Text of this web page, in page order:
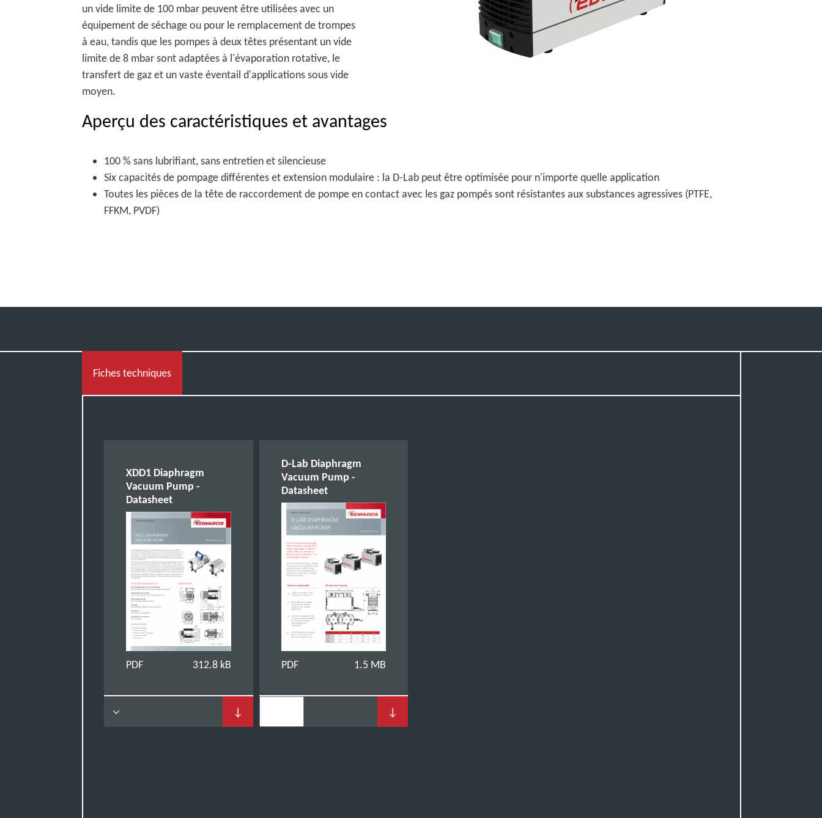
un vide limite de 100 mbar peuvent être utilisées avec un
équipement de séchage ou pour le remplacement de trompes
à eau, tandis que les pompes à deux têtes présentant un vide
limite de 8 mbar sont adaptées à l'évaporation rotative, le
transfert de gaz et un vaste éventail d'applications sous vide
moyen.
Aperçu des caractéristiques et avantages
100 % sans lubrifiant, sans entretien et silencieuse
Six capacités de pompage différentes et extension modulaire : la D-Lab peut être optimisée pour n'importe quelle application
Toutes les pièces de la tête de raccordement de pompe en contact avec les gaz pompés sont résistantes aux substances agressives (PTFE,
FFKM, PVDF)
Fiches techniques
XDD1 Diaphragm
Vacuum Pump -
Datasheet
PDF 312.8 kB
↓
D-Lab Diaphragm
Vacuum Pump -
Datasheet
PDF 1.5 MB
↓